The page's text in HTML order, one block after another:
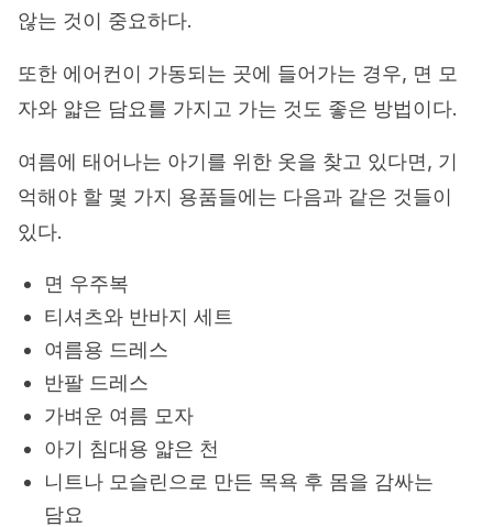
않는 것이 중요하다.
또한 에어컨이 가동되는 곳에 들어가는 경우, 면 모
자와 얇은 담요를 가지고 가는 것도 좋은 방법이다.
여름에 태어나는 아기를 위한 옷을 찾고 있다면, 기
억해야 할 몇 가지 용품들에는 다음과 같은 것들이
있다.
면 우주복
티셔츠와 반바지 세트
여름용 드레스
반팔 드레스
가벼운 여름 모자
아기 침대용 얇은 천
니트나 모슬린으로 만든 목욕 후 몸을 감싸는
담요